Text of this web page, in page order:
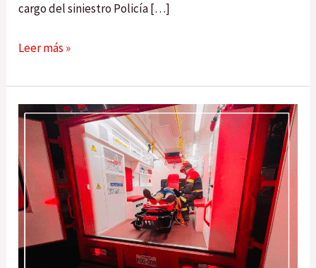
cargo del siniestro Policía […]
Leer más »
Accidente
de
tránsito